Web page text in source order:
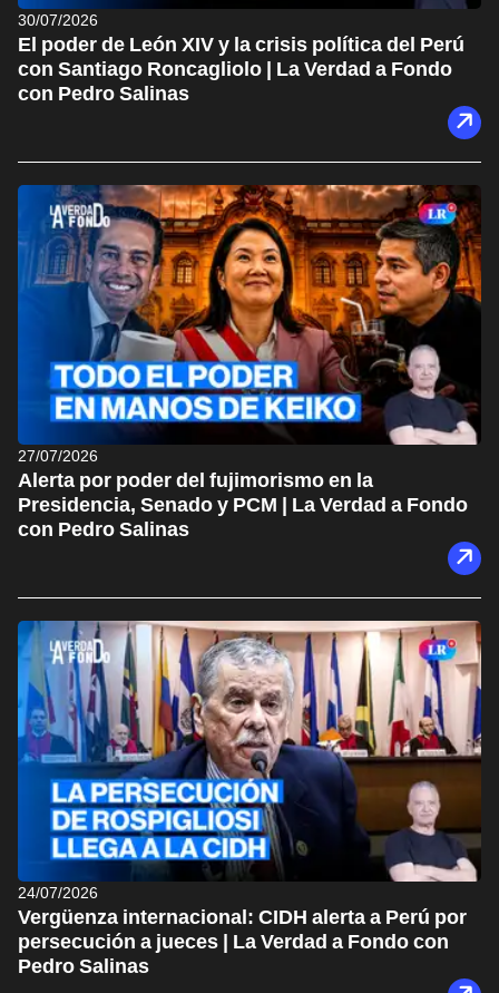
30/07/2026
El poder de León XIV y la crisis política del Perú
con Santiago Roncagliolo | La Verdad a Fondo
con Pedro Salinas
27/07/2026
Alerta por poder del fujimorismo en la
Presidencia, Senado y PCM | La Verdad a Fondo
con Pedro Salinas
24/07/2026
Vergüenza internacional: CIDH alerta a Perú por
persecución a jueces | La Verdad a Fondo con
Pedro Salinas